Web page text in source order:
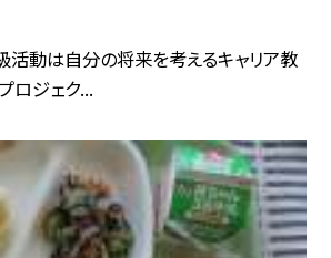
活動は自分の将来を考えるキャリア教
ロジェク...